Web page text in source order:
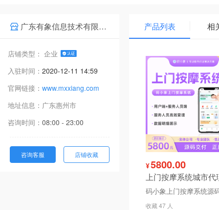
广东有象信息技术有限公司
店铺类型： 企业
入驻时间： 2020-12-11 14:59
官网链接： www.mxxiang.com
地址信息： 广东惠州市
咨询时间： 08:00 - 23:00
咨询客服 店铺收藏
产品列表 相
¥5800.00
收藏 47 人